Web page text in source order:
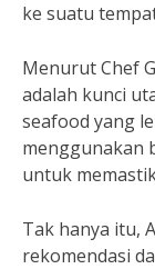
ke suatu
Menurut Chef
adalah kunci
seafood yang
menggunakan
untuk
Tak hanya itu,
rekomendasi